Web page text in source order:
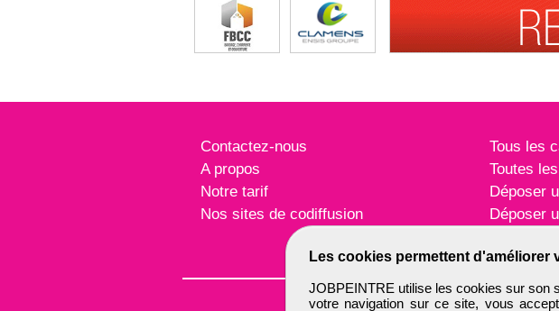
Les cookies permettent d'améliorer
JOBPEINTRE utilise les cookies sur son
votre navigation sur ce site, vous
Contactez-nous
A propos
Notre tarif
Nos sites de codiffusion
Tous les
Toutes
Déposer
Déposer